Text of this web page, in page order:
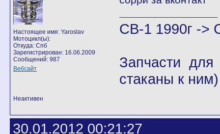
Настоящее имя: Yaroslav
Мотоцикл(ы):
Откуда: Спб
Зарегистрирован: 16.06.2009
Сообщений: 987
Вебсайт
CB-1 1990г ->
Запчасти
стаканы к
Неактивен
30.01.2012 00:21:27